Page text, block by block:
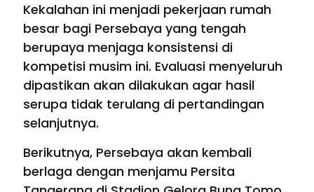
Kekalahan ini menjadi pekerjaan rumah
besar bagi Persebaya yang tengah
berupaya menjaga konsistensi di
kompetisi musim ini. Evaluasi menyeluruh
dipastikan akan dilakukan agar hasil
serupa tidak terulang di pertandingan
selanjutnya.
Berikutnya, Persebaya akan kembali
berlaga dengan menjamu Persita